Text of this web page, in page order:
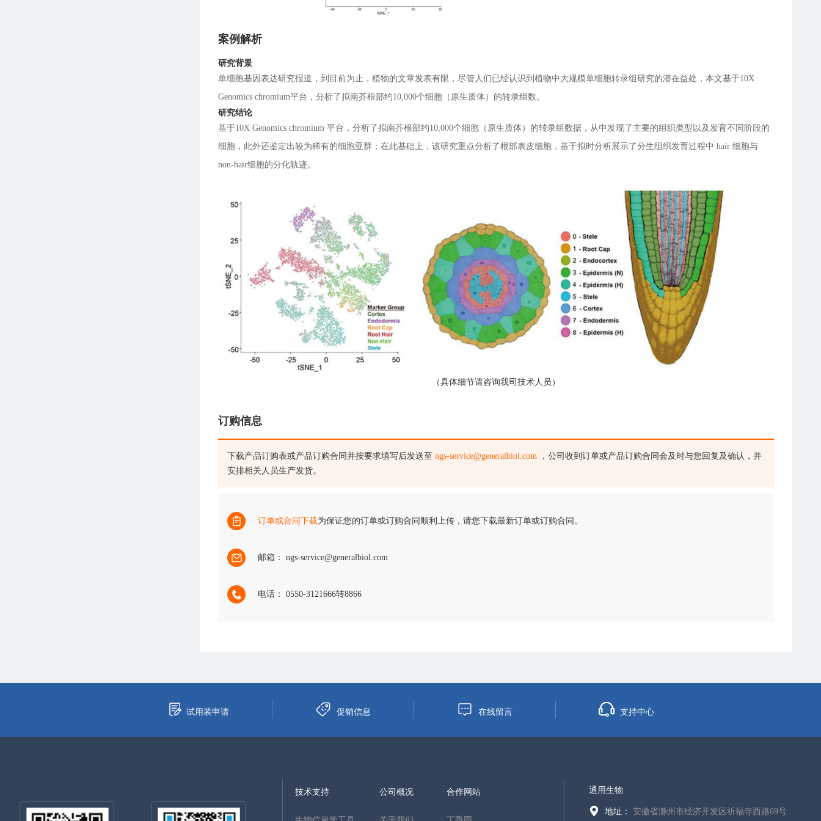
案例解析
研究背景
单细胞基因表达研究报道，到目前为止，植物的文章发表有限，尽管人们已经认识到植物中大规模单细胞转录组研究的潜在益处，本文基于10X
Genomics chromium平台，分析了拟南芥根部约10,000个细胞（原生质体）的转录组数。
研究结论
基于10X Genomics chromium 平台，分析了拟南芥根部约10,000个细胞（原生质体）的转录组数据，从中发现了主要的组织类型以及发育不同阶段的
细胞，此外还鉴定出较为稀有的细胞亚群；在此基础上，该研究重点分析了根部表皮细胞，基于拟时分析展示了分生组织发育过程中 hair 细胞与
non-hair细胞的分化轨迹。
（具体细节请咨询我司技术人员）
订购信息
下载产品订购表或产品订购合同并按要求填写后发送至 ngs-service@generalbiol.com ，公司收到订单或产品订购合同会及时与您回复及确认，并
安排相关人员生产发货。
订单或合同下载为保证您的订单或订购合同顺利上传，请您下载最新订单或订购合同。
邮箱： ngs-service@generalbiol.com
电话： 0550-3121666转8866
试用装申请 促销信息 在线留言 支持中心
技术支持 公司概况 合作网站 通用生物
地址： 安徽省滁州市经济开发区祈福寺西路69号